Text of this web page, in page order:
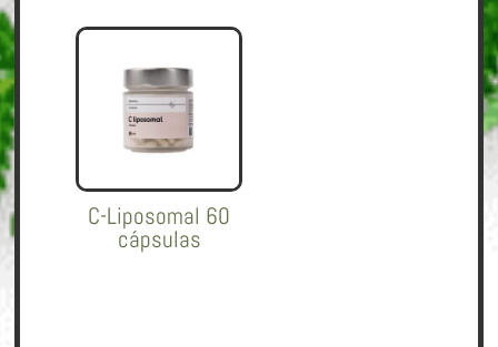
C-Liposomal 60
cápsulas